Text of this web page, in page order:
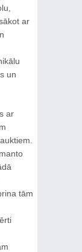
ar
un
ar
tām